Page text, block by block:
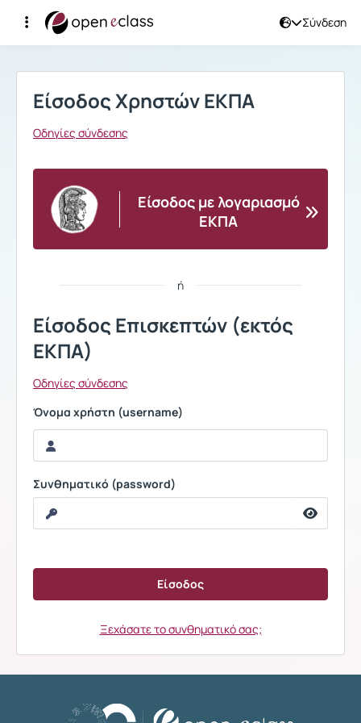
Σύνδεση
Σύνδεση
Είσοδος Χρηστών ΕΚΠΑ
Οδηγίες σύνδεσης
Είσοδος με λογαριασμό
ΕΚΠΑ
ή
Είσοδος Επισκεπτών (εκτός
ΕΚΠΑ)
Οδηγίες σύνδεσης
Όνομα χρήστη (username)
Συνθηματικό (password)
Ξεχάσατε το συνθηματικό σας;